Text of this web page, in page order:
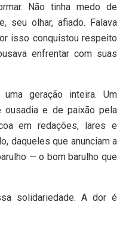
Não tinha medo de
seu olhar, afiado. Falava
isso conquistou respeito
enfrentar com suas
geração inteira. Um
ousadia e de paixão pela
em redações, lares e
daqueles que anunciam a
— o bom barulho que
solidariedade. A dor é